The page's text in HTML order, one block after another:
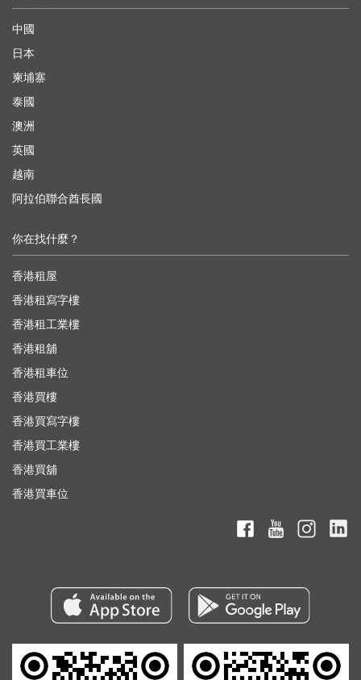
中國
日本
柬埔寨
泰國
澳洲
英國
越南
阿拉伯聯合酋長國
你在找什麼？
香港租屋
香港租寫字樓
香港租工業樓
香港租舖
香港租車位
香港買樓
香港買寫字樓
香港買工業樓
香港買舖
香港買車位